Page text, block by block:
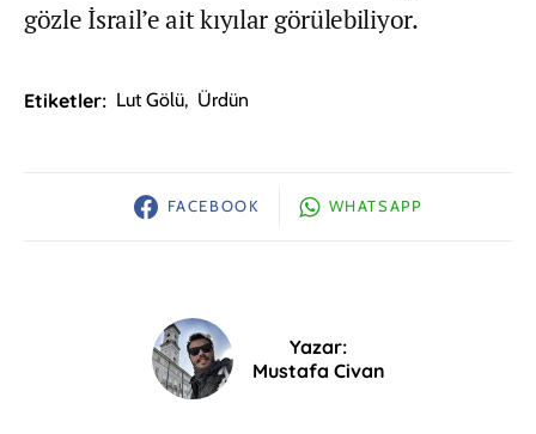
gözle İsrail’e ait kıyılar görülebiliyor.
Etiketler: Lut Gölü, Ürdün
FACEBOOK WHATSAPP
Yazar:
Mustafa Civan